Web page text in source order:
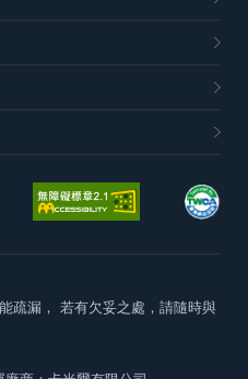
疏漏， 若有欠妥之處，請隨時與